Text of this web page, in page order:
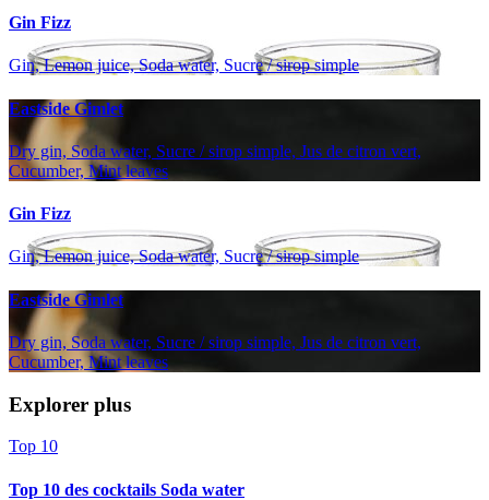
Gin Fizz
Gin, Lemon juice, Soda water, Sucre / sirop simple
Eastside Gimlet
Dry gin, Soda water, Sucre / sirop simple, Jus de citron vert,
Cucumber, Mint leaves
Gin Fizz
Gin, Lemon juice, Soda water, Sucre / sirop simple
Eastside Gimlet
Dry gin, Soda water, Sucre / sirop simple, Jus de citron vert,
Cucumber, Mint leaves
Explorer plus
Top 10
Top 10 des cocktails Soda water